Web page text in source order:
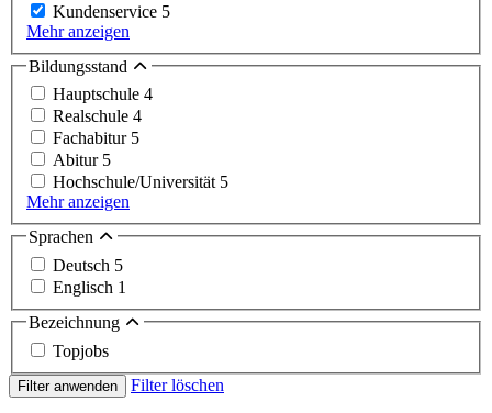
Kundenservice 5
Mehr anzeigen
Bildungsstand
Hauptschule 4
Realschule 4
Fachabitur 5
Abitur 5
Hochschule/Universität 5
Mehr anzeigen
Sprachen
Deutsch 5
Englisch 1
Bezeichnung
Topjobs
Filter anwenden Filter löschen